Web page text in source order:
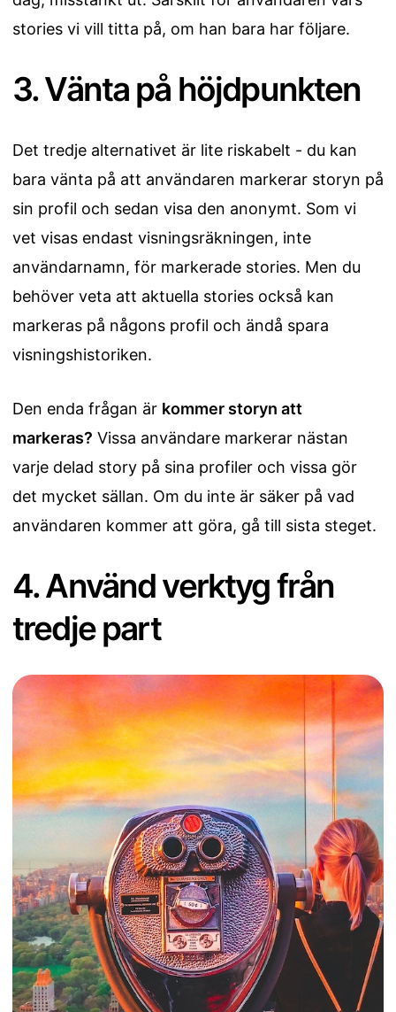
stories vi vill titta på, om han bara har följare.
3. Vänta på höjdpunkten
Det tredje alternativet är lite riskabelt - du kan
bara vänta på att användaren markerar storyn på
sin profil och sedan visa den anonymt. Som vi
vet visas endast visningsräkningen, inte
användarnamn, för markerade stories. Men du
behöver veta att aktuella stories också kan
markeras på någons profil och ändå spara
visningshistoriken.
Den enda frågan är kommer storyn att
markeras? Vissa användare markerar nästan
varje delad story på sina profiler och vissa gör
det mycket sällan. Om du inte är säker på vad
användaren kommer att göra, gå till sista steget.
4. Använd verktyg från
tredje part